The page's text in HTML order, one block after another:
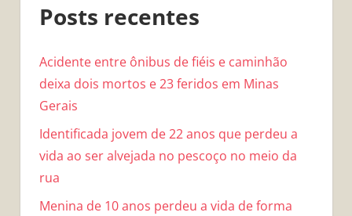
Posts recentes
Acidente entre ônibus de fiéis e caminhão
deixa dois mortos e 23 feridos em Minas
Gerais
Identificada jovem de 22 anos que perdeu a
vida ao ser alvejada no pescoço no meio da
rua
Menina de 10 anos perdeu a vida de forma